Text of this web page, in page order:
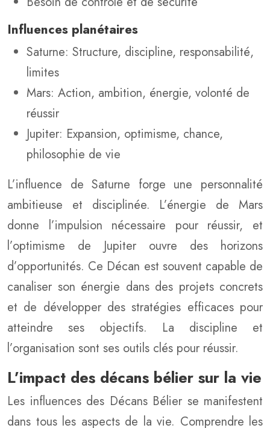
Influences planétaires
Saturne: Structure, discipline, responsabilité,
limites
Mars: Action, ambition, énergie, volonté de
réussir
Jupiter: Expansion, optimisme, chance,
philosophie de vie
L’influence de Saturne forge une personnalité
ambitieuse et disciplinée. L’énergie de Mars
donne l’impulsion nécessaire pour réussir, et
l’optimisme de Jupiter ouvre des horizons
d’opportunités. Ce Décan est souvent capable de
canaliser son énergie dans des projets concrets
et de développer des stratégies efficaces pour
atteindre ses objectifs. La discipline et
l’organisation sont ses outils clés pour réussir.
L’impact des décans bélier sur la vie
Les influences des Décans Bélier se manifestent
dans tous les aspects de la vie. Comprendre les